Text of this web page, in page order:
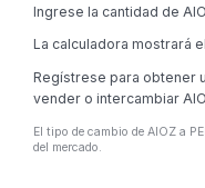
Ingrese la cantidad de
La calculadora mostrará
Regístrese para obtener
vender o intercambiar
El tipo de cambio de AIOZ a
del mercado.